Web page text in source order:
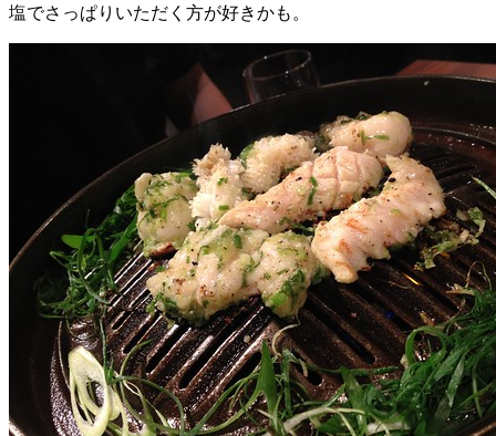
塩でさっぱりいただく方が好きかも。